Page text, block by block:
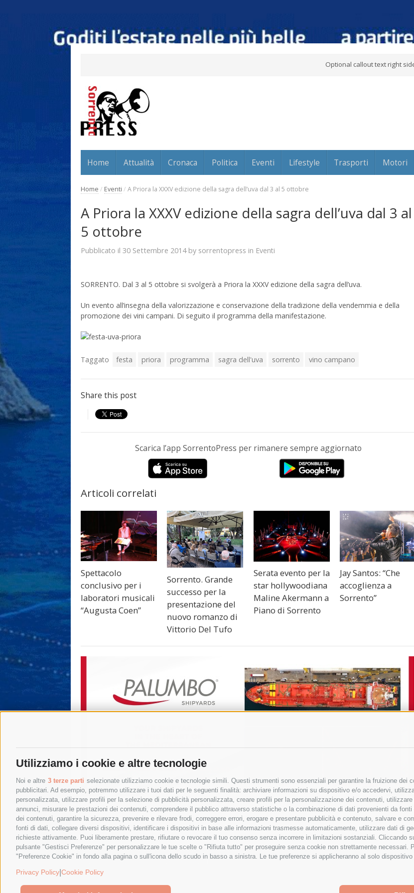
Utilizziamo i cookie e altre tecnologie
Noi e altre 3 terze parti selezionate utilizziamo cookie e tecnologie simili. Questi strumenti sono essenziali per garantire la fruizione dei
pubblicitari. Ad esempio, potremmo utilizzare i tuoi dati per le seguenti finalità: archiviare informazioni su dispositivo e/o accedervi,
personalizzata, utilizzare profili per la selezione di pubblicità personalizzata, creare profili per la personalizzazione dei contenuti,
annunci, misurare le prestazioni dei contenuti, comprendere il pubblico attraverso statistiche o la combinazione di dati provenienti da
dei contenuti, garantire la sicurezza, prevenire e rilevare frodi, correggere errori, erogare e presentare pubblicità e contenuto, salvare e
fonti di dati, collegare diversi dispositivi, identificare i dispositivi in base alle informazioni trasmesse automaticamente, utilizzare dati di
richieste attivamente. Puoi liberamente prestare, rifiutare o revocare il tuo consenso senza incorrere in limitazioni sostanziali.
pulsante "Gestisci Preferenze" per personalizzare le tue scelte o "Rifiuta tutto" per proseguire senza cookie non strettamente
"Preferenze Cookie" in fondo alla pagina o sull'icona dello scudo in basso a sinistra. Le tue preferenze si applicheranno al solo dispositivo
Privacy Policy Cookie Policy
Optional callout text right
Home Attualità Cronaca Politica Eventi Lifestyle Trasporti Motori
Home / Eventi / A Priora la XXXV edizione della sagra dell’uva dal 3 al 5 ottobre
A Priora la XXXV edizione della sagra dell’uva dal 3 al
5 ottobre
Pubblicato il 30 Settembre 2014by sorrentopress in Eventi
SORRENTO. Dal 3 al 5 ottobre si svolgerà a Priora la XXXV edizione della sagra dell’uva.
Un evento all’insegna della valorizzazione e conservazione della tradizione della vendemmia e della
promozione dei vini campani. Di seguito il programma della manifestazione.
Taggato festa priora programma sagra dell'uva sorrento vino campano
Share this post
Scarica l’app SorrentoPress per rimanere sempre aggiornato
Articoli correlati
Spettacolo
conclusivo per i
laboratori musicali
“Augusta Coen”
Sorrento. Grande
successo per la
presentazione del
nuovo romanzo di
Vittorio Del Tufo
Serata evento per la
star hollywoodiana
Maline Akermann a
Piano di Sorrento
Jay Santos: “Che
accoglienza a
Sorrento”
© 2015 SorrentoPress. All rights reserved.
Privacy policy